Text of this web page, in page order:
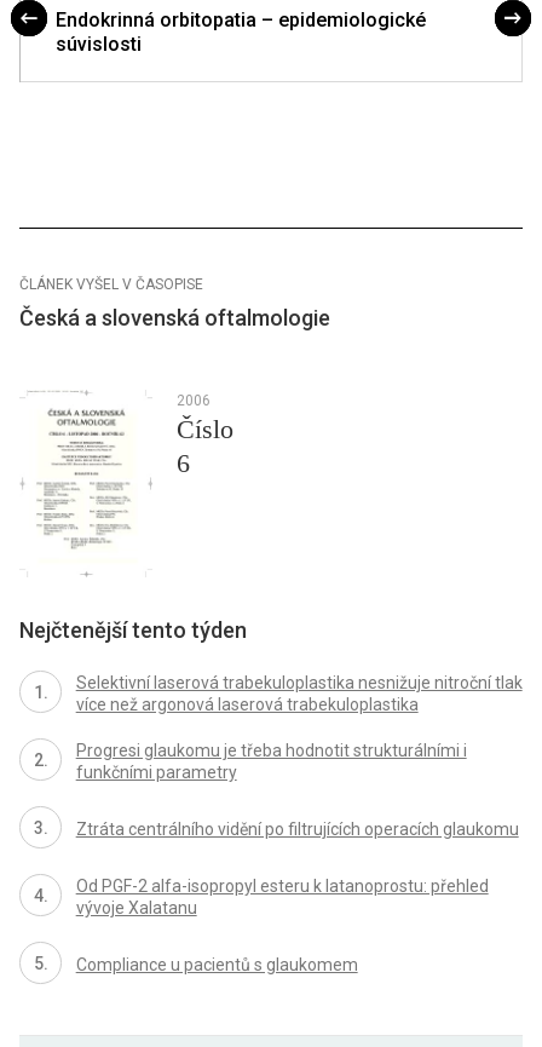
Endokrinná orbitopatia – epidemiologické
súvislosti
ČLÁNEK VYŠEL V ČASOPISE
Česká a slovenská oftalmologie
2006
Číslo
6
Nejčtenější tento týden
Selektivní laserová trabekuloplastika nesnižuje nitroční tlak
více než argonová laserová trabekuloplastika
Progresi glaukomu je třeba hodnotit strukturálními i
funkčními parametry
Ztráta centrálního vidění po filtrujících operacích glaukomu
Od PGF-2 alfa-isopropyl esteru k latanoprostu: přehled
vývoje Xalatanu
Compliance u pacientů s glaukomem